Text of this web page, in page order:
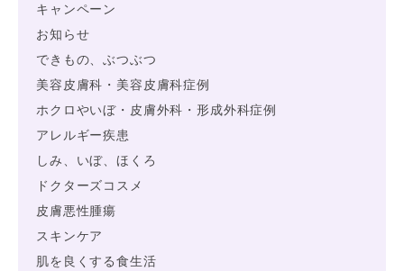
キャンペーン
お知らせ
できもの、ぶつぶつ
美容皮膚科・美容皮膚科症例
ホクロやいぼ・皮膚外科・形成外科症例
アレルギー疾患
しみ、いぼ、ほくろ
ドクターズコスメ
皮膚悪性腫瘍
スキンケア
肌を良くする食生活